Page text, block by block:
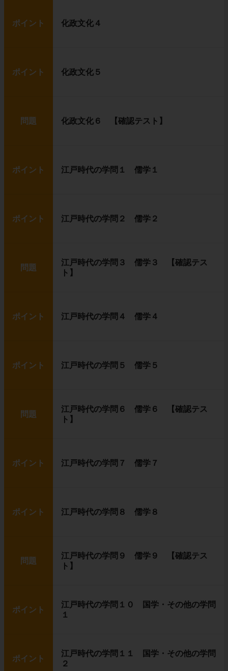
ポイント 化政文化４
ポイント 化政文化５
問題 化政文化６ 【確認テスト】
ポイント 江戸時代の学問１ 儒学１
ポイント 江戸時代の学問２ 儒学２
問題
江戸時代の学問３ 儒学３ 【確認テス
ト】
ポイント 江戸時代の学問４ 儒学４
ポイント 江戸時代の学問５ 儒学５
問題
江戸時代の学問６ 儒学６ 【確認テス
ト】
ポイント 江戸時代の学問７ 儒学７
ポイント 江戸時代の学問８ 儒学８
問題
江戸時代の学問９ 儒学９ 【確認テス
ト】
ポイント
江戸時代の学問１０ 国学・その他の学問
１
ポイント
江戸時代の学問１１ 国学・その他の学問
２